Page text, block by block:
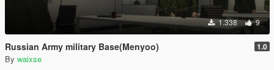
1.338 9
Russian Army military Base(Menyoo) 1.0
By waixse